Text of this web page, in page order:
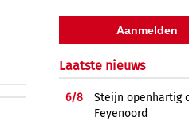
Laatste nieuws
6/8
Steijn openhartig
Feyenoord